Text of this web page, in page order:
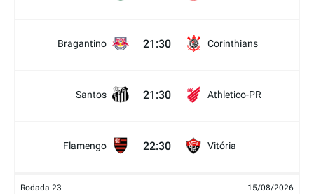
Bragantino 21:30 Corinthians
Santos 21:30 Athletico-PR
Flamengo 22:30 Vitória
Rodada 23 15/08/2026